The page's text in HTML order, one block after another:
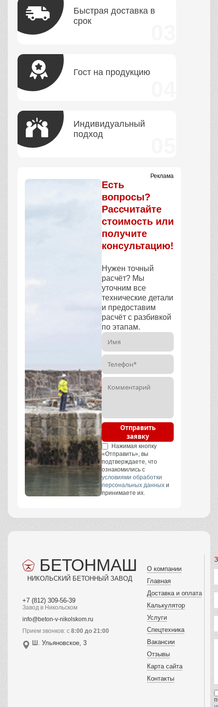
Быстрая доставка в
срок
Гост на продукцию
Индивидуальный
подход
Реклама
Есть
вопросы?
Рассчитайте
стоимость или
получите
консультацию!
Нужен точный
расчёт? Мы
уточним все
технические детали
и предоставим
расчёт с разбивкой
по этапам.
Отправить
заявку
Нажимая кнопку
«Отправить», вы
подтверждаете, что
ознакомились с
условиями обработки
персональных данных и
принимаете их.
БЕТОНМАШ
НИКОЛЬСКИЙ БЕТОННЫЙ ЗАВОД
+7 (812) 309-56-39
Завод в Никольском
info@beton-v-nikolskom.ru
Прием звонков: с 8:00 до 21:00
Ш. Ульяновское, 3
О компании
Главная
Доставка и оплата
Калькулятор
Услуги
Спецтехника
Вакансии
Отзывы
Карта сайта
Контакты